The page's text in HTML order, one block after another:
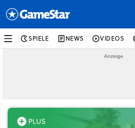
SPIELE NEWS VIDEOS